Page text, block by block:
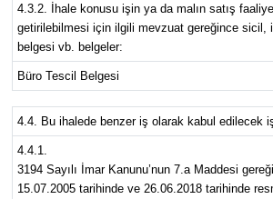
4.3.2. İhale konusu işin ya da malın satış
getirilebilmesi için ilgili mevzuat gereğince sicil,
belgesi vb. belgeler:
Büro Tescil Belgesi
4.4. Bu ihalede benzer iş olarak kabul edilecek
4.4.1.
3194 Sayılı İmar Kanunu’nun 7.a Maddesi
15.07.2005 tarihinde ve 26.06.2018 tarihinde